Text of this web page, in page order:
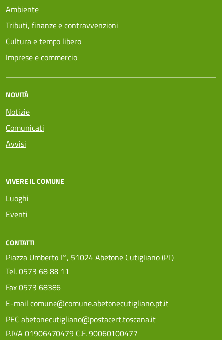
Ambiente
Tributi, finanze e contravvenzioni
Cultura e tempo libero
Imprese e commercio
NOVITÀ
Notizie
Comunicati
Avvisi
VIVERE IL COMUNE
Luoghi
Eventi
CONTATTI
Piazza Umberto I°, 51024 Abetone Cutigliano (PT)
Tel.0573 68 88 11
Fax0573 68386
E-mail comune@comune.abetonecutigliano.pt.it
PEC abetonecutigliano@postacert.toscana.it
P.IVA 01906470479 C.F. 90060100477